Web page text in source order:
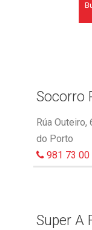
Socorro
Rúa
do Porto
981 73 00
Super A